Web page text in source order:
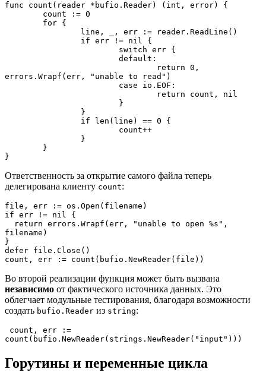
func count(reader *bufio.Reader) (int, error) {
errors.Wrapf(err, "unable to read")
}
Ответственность за открытие самого файла теперь
делегирована клиенту count:
file, err := os.Open(filename)
if err != nil {
filename)
}
defer file.Close()
count, err := count(bufio.NewReader(file))
Во второй реализации функция может быть вызвана
независимо от фактического источника данных. Это
облегчает модульные тестирования, благодаря возможности
создать bufio.Reader из string:
count(bufio.NewReader(strings.NewReader("input")))
Горутины и переменные цикла